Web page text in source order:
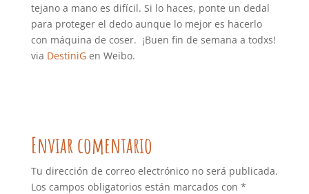
tejano a mano es difícil. Si lo haces, ponte un dedal
para proteger el dedo aunque lo mejor es hacerlo
con máquina de coser. ¡Buen fin de semana a todxs!
via DestiniGen Weibo.
Enviar comentario
Tu dirección de correo electrónico no será publicada.
Los campos obligatorios están marcados con *